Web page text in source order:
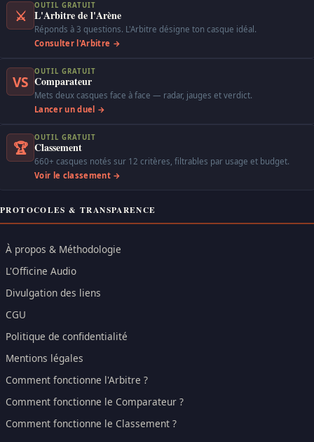
⚔
OUTIL GRATUIT
L'Arbitre de l'Arène
Réponds à 3 questions. L'Arbitre désigne ton casque idéal.
Consulter l'Arbitre →
VS
OUTIL GRATUIT
Comparateur
Mets deux casques face à face — radar, jauges et verdict.
Lancer un duel →
🏆
OUTIL GRATUIT
Classement
660+ casques notés sur 12 critères, filtrables par usage et budget.
Voir le classement →
PROTOCOLES & TRANSPARENCE
À propos & Méthodologie
L'Officine Audio
Divulgation des liens
CGU
Politique de confidentialité
Mentions légales
Comment fonctionne l'Arbitre ?
Comment fonctionne le Comparateur ?
Comment fonctionne le Classement ?